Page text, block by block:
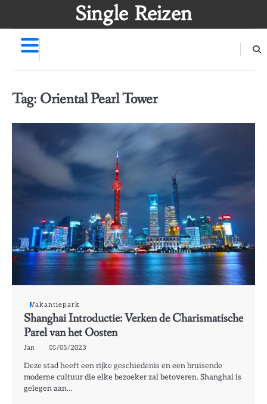
Single Reizen
Tag: Oriental Pearl Tower
Vakantiepark
Shanghai Introductie: Verken de Charismatische
Parel van het Oosten
Jan 05/05/2023
Deze stad heeft een rijke geschiedenis en een bruisende
moderne cultuur die elke bezoeker zal betoveren. Shanghai is
gelegen aan…